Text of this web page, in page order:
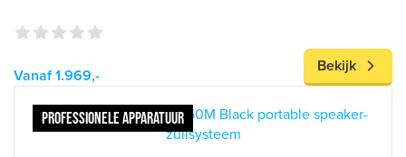
Vanaf 1.969,-
Bekijk
PROFESSIONELE APPARATUUR